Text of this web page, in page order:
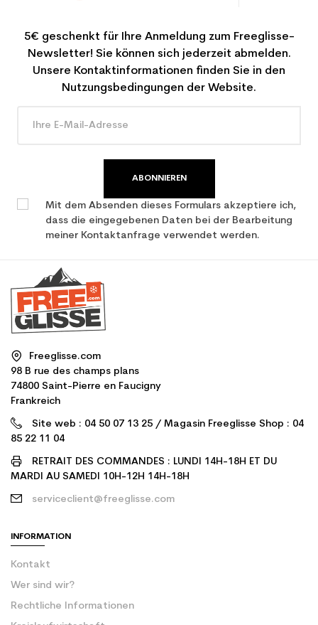
5€ geschenkt für Ihre Anmeldung zum Freeglisse-
Newsletter! Sie können sich jederzeit abmelden.
Unsere Kontaktinformationen finden Sie in den
Nutzungsbedingungen der Website.
ABONNIEREN
Mit dem Absenden dieses Formulars akzeptiere ich,
dass die eingegebenen Daten bei der Bearbeitung
meiner Kontaktanfrage verwendet werden.
Freeglisse.com
98 B rue des champs plans
74800 Saint-Pierre en Faucigny
Frankreich
Site web : 04 50 07 13 25 / Magasin Freeglisse Shop : 04
85 22 11 04
RETRAIT DES COMMANDES : LUNDI 14H-18H ET DU
MARDI AU SAMEDI 10H-12H 14H-18H
serviceclient@freeglisse.com
INFORMATION
Kontakt
Wer sind wir?
Rechtliche Informationen